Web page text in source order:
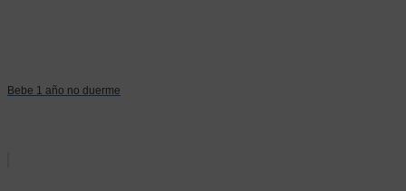
Bebe 1 año no duerme